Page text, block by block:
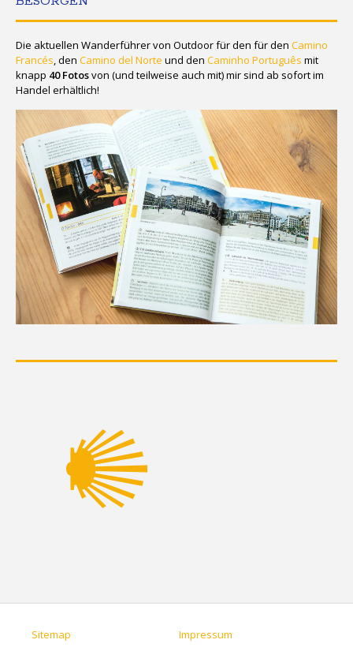
Die aktuellen Wanderführer von Outdoor für den für den Camino
Francés, den Camino del Norte und den Caminho Português mit
knapp 40 Fotosvon (und teilweise auch mit) mir sind ab sofort im
Handel erhältlich!
Sitemap Impressum